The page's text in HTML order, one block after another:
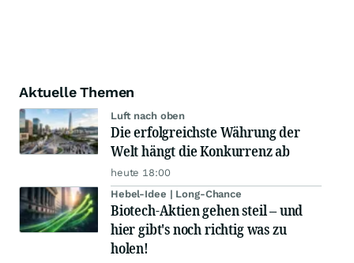
Aktuelle Themen
Luft nach oben
Die erfolgreichste Währung der
Welt hängt die Konkurrenz ab
heute 18:00
Hebel-Idee | Long-Chance
Biotech-Aktien gehen steil – und
hier gibt's noch richtig was zu
holen!